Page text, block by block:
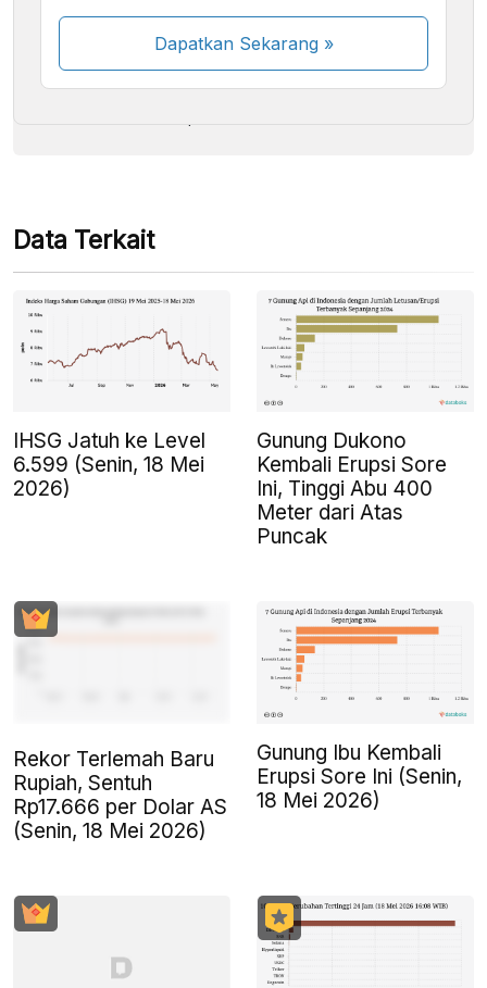
Dapatkan Sekarang»
Beberapa metode pembayaran masih dalam
Data Terkait
IHSG Jatuh ke Level
6.599 (Senin, 18 Mei
2026)
Gunung Dukono
Kembali Erupsi Sore
Ini, Tinggi Abu 400
Meter dari Atas
Puncak
Rekor Terlemah Baru
Rupiah, Sentuh
Rp17.666 per Dolar AS
(Senin, 18 Mei 2026)
Gunung Ibu Kembali
Erupsi Sore Ini (Senin,
18 Mei 2026)